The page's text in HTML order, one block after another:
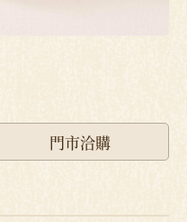
門市洽購